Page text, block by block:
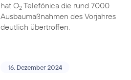
hat O2Telefónica die rund 7000
Ausbaumaßnahmen des Vorjahres
deutlich übertroffen.
16. Dezember 2024